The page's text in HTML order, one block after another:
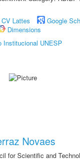
CV Lattes
Google
Dimensions
Institucional UNESP
Novaes
for Scientific and